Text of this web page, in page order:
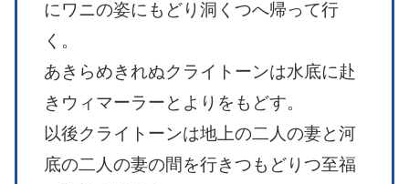
にワニの姿にもどり洞くつへ帰って行
く。
あきらめきれぬクライトーンは水底に赴
きウィマーラーとよりをもどす。
以後クライトーンは地上の二人の妻と河
底の二人の妻の間を行きつもどりつ至福